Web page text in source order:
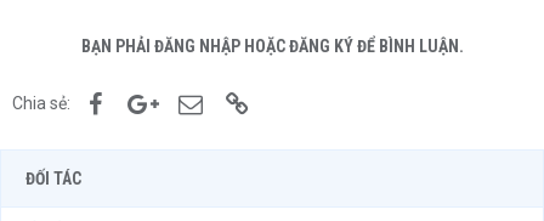
BẠN PHẢI ĐĂNG NHẬP HOẶC ĐĂNG KÝ ĐỂ BÌNH LUẬN.
Chia sẻ: FacebookGoogle+Email
ĐỐI TÁC